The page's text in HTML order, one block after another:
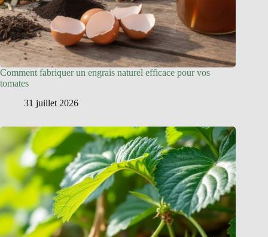
Comment fabriquer un engrais naturel efficace pour vos
tomates
31 juillet 2026